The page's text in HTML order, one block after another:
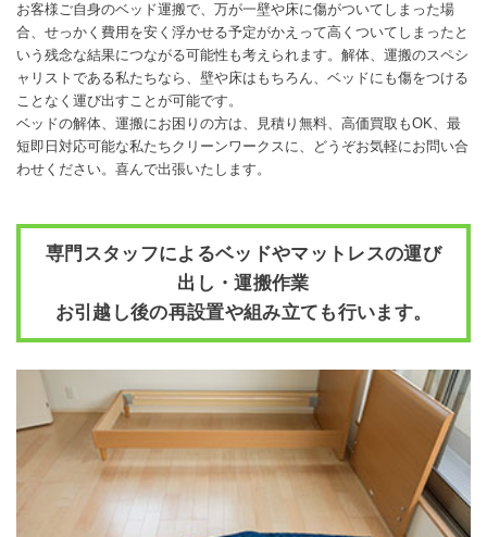
お客様ご自身のベッド運搬で、万が一壁や床に傷がついてしまった場
合、せっかく費用を安く浮かせる予定がかえって高くついてしまったと
いう残念な結果につながる可能性も考えられます。解体、運搬のスペシ
ャリストである私たちなら、壁や床はもちろん、ベッドにも傷をつける
ことなく運び出すことが可能です。
ベッドの解体、運搬にお困りの方は、見積り無料、高価買取もOK、最
短即日対応可能な私たちクリーンワークスに、どうぞお気軽にお問い合
わせください。喜んで出張いたします。
専門スタッフによるベッドやマットレスの運び
出し・運搬作業
お引越し後の再設置や組み立ても行います。